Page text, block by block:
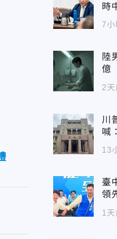
時
7小
陸
億
2天
川
喊
13
臺
領
居
1天